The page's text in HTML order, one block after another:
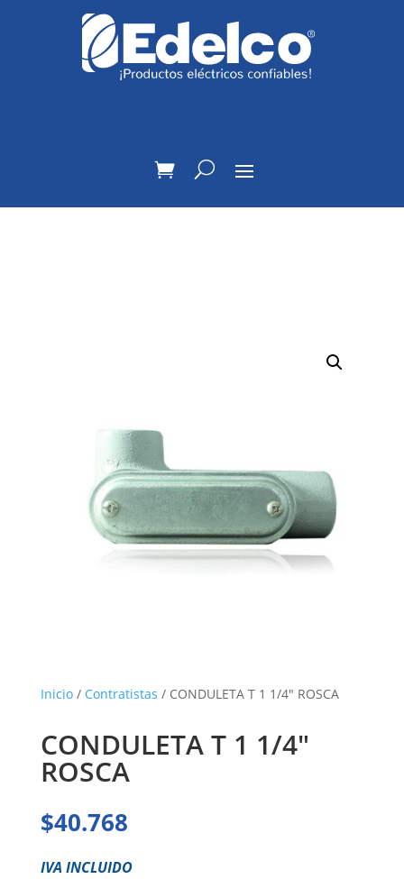
Inicio/ Contratistas / CONDULETA T 1 1/4″ ROSCA
CONDULETA T 1 1/4″
ROSCA
$40.768
IVA INCLUIDO